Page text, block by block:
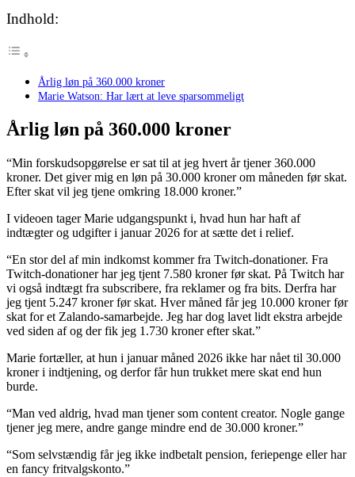
Indhold:
Årlig løn på 360.000 kroner
Marie Watson: Har lært at leve sparsommeligt
Årlig løn på 360.000 kroner
“Min forskudsopgørelse er sat til at jeg hvert år tjener 360.000
kroner. Det giver mig en løn på 30.000 kroner om måneden før skat.
Efter skat vil jeg tjene omkring 18.000 kroner.”
I videoen tager Marie udgangspunkt i, hvad hun har haft af
indtægter og udgifter i januar 2026 for at sætte det i relief.
“En stor del af min indkomst kommer fra Twitch-donationer. Fra
Twitch-donationer har jeg tjent 7.580 kroner før skat. På Twitch har
vi også indtægt fra subscribere, fra reklamer og fra bits. Derfra har
jeg tjent 5.247 kroner før skat. Hver måned får jeg 10.000 kroner før
skat for et Zalando-samarbejde. Jeg har dog lavet lidt ekstra arbejde
ved siden af og der fik jeg 1.730 kroner efter skat.”
Marie fortæller, at hun i januar måned 2026 ikke har nået til 30.000
kroner i indtjening, og derfor får hun trukket mere skat end hun
burde.
“Man ved aldrig, hvad man tjener som content creator. Nogle gange
tjener jeg mere, andre gange mindre end de 30.000 kroner.”
“Som selvstændig får jeg ikke indbetalt pension, feriepenge eller har
en fancy fritvalgskonto.”